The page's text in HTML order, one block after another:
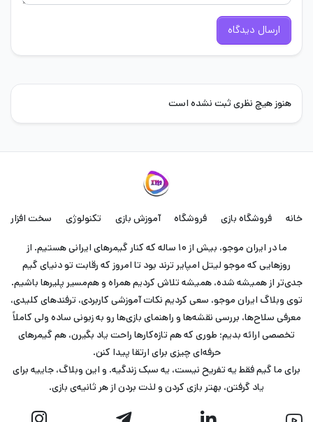
ارسال دیدگاه
هنوز هیچ نظری ثبت نشده است
خانه فروشگاه بازی فروشگاه آموزش بازی تکنولوژی سخت افزار
ما در ایران موجو، بیش از ۱۰ ساله که کنار گیمرهای ایرانی هستیم. از
روزهایی که موجو لیتل امپایر ترند بود تا امروز که رقابت تو دنیای گیم
جدی‌تر از همیشه شده، همیشه تلاش کردیم همراه و هم‌مسیر پلیرها باشیم.
توی وبلاگ ایران موجو، سعی کردیم نکات آموزشی کاربردی، ترفندهای کلیدی،
معرفی سلاح‌ها، بررسی نقشه‌ها و راهنمای بازی‌ها رو به زبونی ساده ولی کاملاً
تخصصی ارائه بدیم؛ طوری که هم تازه‌کارها راحت یاد بگیرن، هم گیمرهای
حرفه‌ای چیزی برای ارتقا پیدا کنن.
برای ما گیم فقط یه تفریح نیست، یه سبک زندگیه. و این وبلاگ، جاییه برای
یاد گرفتن، بهتر بازی کردن و لذت بردن از هر ثانیه‌ی بازی.